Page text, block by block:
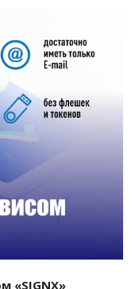
«SIGNX»